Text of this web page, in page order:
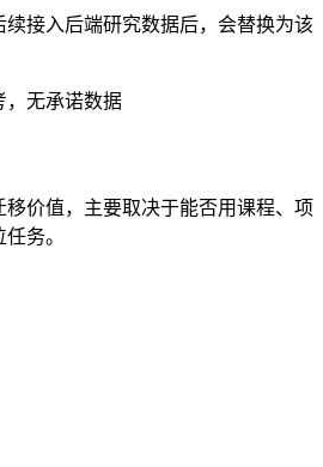
续接入后端研究数据后，会替换为该
，无承诺数据
价值，主要取决于能否用课程、项
务。